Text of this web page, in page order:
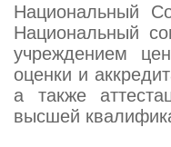
Национальный
Национальный
учреждением
оценки и
а также
высшей